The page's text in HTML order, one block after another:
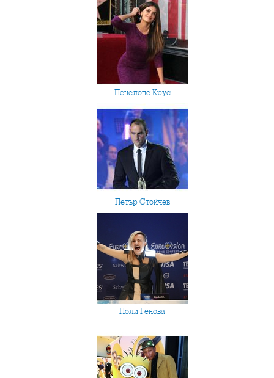
Пенелопе Крус
Петър Стойчев
Поли Генова